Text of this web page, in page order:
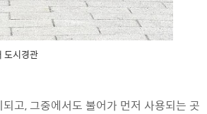
도시경관
고, 그중에서도 불어가 먼저 사용되는 곳